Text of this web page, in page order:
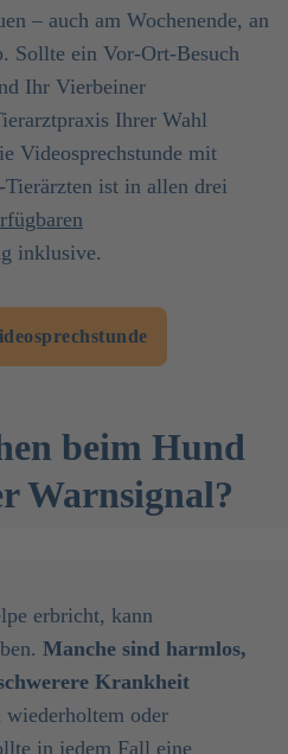
– auch am Wochenende, an
Sollte ein Vor-Ort-Besuch
Ihr Vierbeiner
Ihrer Wahl
Videosprechstunde mit
ist in allen drei
inklusive.
beim Hund
Warnsignal?
erbricht, kann
Manche sind harmlos,
Krankheit
wiederholtem oder
in jedem Fall eine